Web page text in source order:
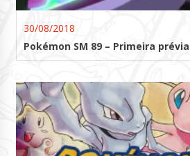
30/08/2018
Pokémon SM 89 – Primeira prévia